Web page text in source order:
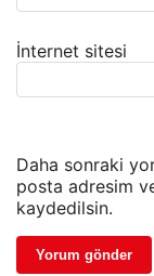
İnternet sitesi
Daha sonraki
posta adresim
kaydedilsin.